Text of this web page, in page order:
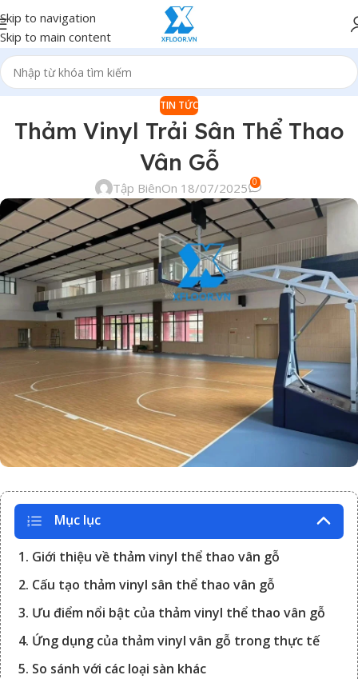
Skip to navigation
Skip to main content
TIN TỨC
Thảm Vinyl Trải Sân Thể Thao
Vân Gỗ
Tập BiênOn 18/07/2025 0
Mục lục
1. Giới thiệu về thảm vinyl thể thao vân gỗ
2. Cấu tạo thảm vinyl sân thể thao vân gỗ
3. Ưu điểm nổi bật của thảm vinyl thể thao vân gỗ
4. Ứng dụng của thảm vinyl vân gỗ trong thực tế
5. So sánh với các loại sàn khác